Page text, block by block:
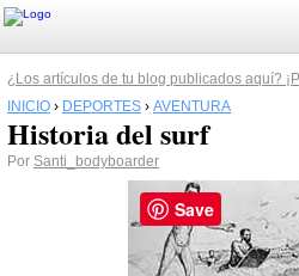
¿Los artículos de tu blog publicados aquí?
INICIO › DEPORTES › AVENTURA
Historia del surf
Por Santi_bodyboarder
Save